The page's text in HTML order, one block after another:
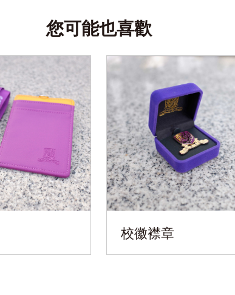
您可能也喜歡
校徽襟章